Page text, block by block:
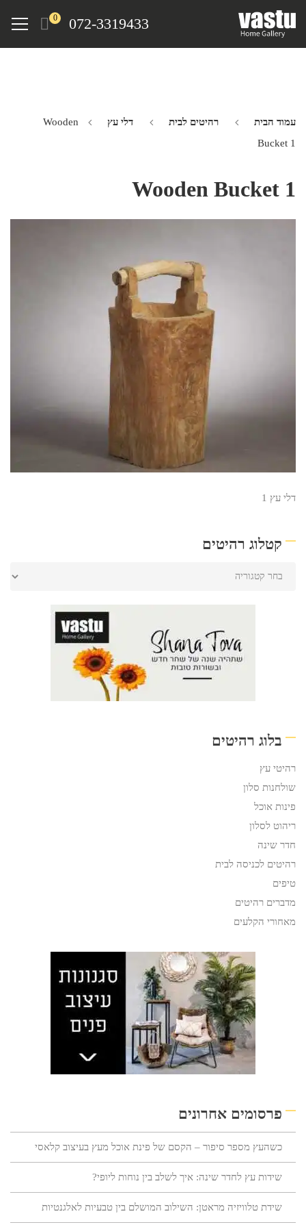
072-3319433
0
Menu
עמוד הבית רהיטים לבית דלי עץ
Wooden
Bucket 1
Wooden Bucket 1
דלי עץ 1
קטלוג רהיטים
בלוג רהיטים
רהיטי עץ
שולחנות סלון
פינות אוכל
ריהוט לסלון
חדר שינה
רהיטים לכניסה לבית
טיפים
מדברים רהיטים
מאחורי הקלעים
פרסומים אחרונים
כשהעץ מספר סיפור – הקסם של פינת אוכל מעץ בעיצוב קלאסי
שידות עץ לחדר שינה: איך לשלב בין נוחות ליופי?
שידת טלוויזיה מראטן: השילוב המושלם בין טבעיות לאלגנטיות